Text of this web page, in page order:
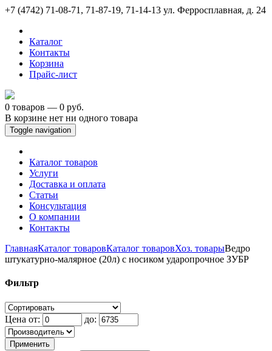
+7 (4742) 71-08-71, 71-87-19, 71-14-13 ул. Ферросплавная, д. 24
Каталог
Контакты
Корзина
Прайс-лист
0 товаров — 0 руб.
В корзине нет ни одного товара
Toggle navigation
Каталог товаров
Услуги
Доставка и оплата
Статьи
Консультация
О компании
Контакты
ГлавнаяКаталог товаровКаталог товаровХоз. товарыВедро
штукатурно-малярное (20л) с носиком ударопрочное ЗУБР
Фильтр
Цена от: до:
Применить